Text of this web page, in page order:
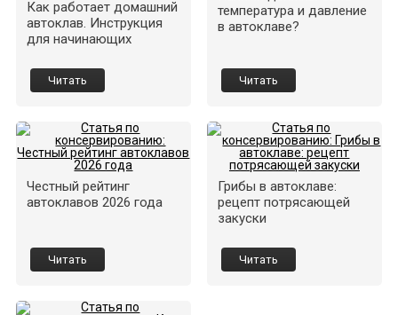
Как работает домашний
автоклав. Инструкция
для начинающих
Читать
температура и давление
в автоклаве?
Читать
Честный рейтинг
автоклавов 2026 года
Читать
Грибы в автоклаве:
рецепт потрясающей
закуски
Читать